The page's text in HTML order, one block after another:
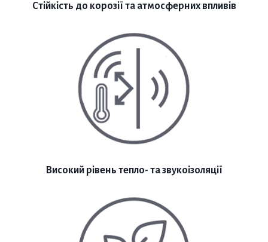
Стійкість до корозії та атмосферних впливів
Високий рівень тепло- та звукоізоляції